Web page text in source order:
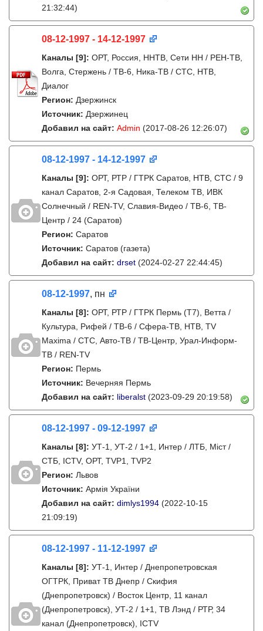
21:32:44)
08-12-1997 - 14-12-1997
Каналы [9]: ОРТ, Россия, ННТВ, Сети НН / РЕН-ТВ,
Волга, Стержень / ТВ-6, Ника-ТВ / СТС, НТВ,
Диалог
Регион: Дзержинск
Источник: Дзержинец
Добавил на сайт: Admin (2017-08-26 12:26:07)
08-12-1997 - 14-12-1997
Каналы [9]: ОРТ, РТР / ГТРК Саратов, НТВ, СТС / 9
канал Саратов, 2-я Садовая, Телеком ТВ, ИВК
Солнечный / REN-TV, Славия-Видео / ТВ-6, ТВ-
Центр / 24 (Саратов)
Регион: Саратов
Источник: Саратов (газета)
Добавил на сайт: drset (2024-02-27 22:44:45)
08-12-1997, пн
Каналы [8]: ОРТ, РТР / ГТРК Пермь (Т7), Ветта /
Культура, Рифей / ТВ-6 / Сфера-ТВ, НТВ, TV
Maxima / СТС, Авто-ТВ / ТВ-Центр, Урал-Информ-
ТВ / REN-TV
Регион: Пермь
Источник: Вечерняя Пермь
Добавил на сайт: liberalst (2023-09-29 20:19:58)
08-12-1997 - 09-12-1997
Каналы [8]: УТ-1, УТ-2 / 1+1, Интер / ЛТБ, Міст /
СТБ, ICTV, ОРТ, TVP1, TVP2
Регион: Львов
Источник: Армія України
Добавил на сайт: dimlys1994 (2022-10-15
21:09:19)
08-12-1997 - 11-12-1997
Каналы [8]: УТ-1, Интер / Днепропетровская
ОГТРК, Приват ТВ Днепр / Скифия
(Днепропетровск) / Восток Центр, 11 канал
(Днепропетровск), УТ-2 / 1+1, ТВ Лэнд / РТР, 34
канал (Днепропетровск), ICTV